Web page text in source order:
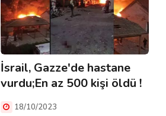
İsrail, Gazze'de hastane
vurdu;En az 500 kişi öldü !
18/10/2023